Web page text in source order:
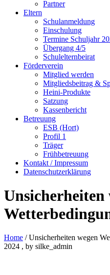
Partner
Eltern
Schulanmeldung
Einschulung
Termine Schuljahr
Übergang 4/5
Schulelternbeirat
Förderverein
Mitglied werden
Mitgliedsbeitrag &
Heini-Produkte
Satzung
Kassenbericht
Betreuung
ESB (Hort)
Profil 1
Träger
Frühbetreuung
Kontakt / Impressum
Datenschutzerklärung
Unsicherheiten
Home / Unsicherheiten wegen
2024 , by silke_admin